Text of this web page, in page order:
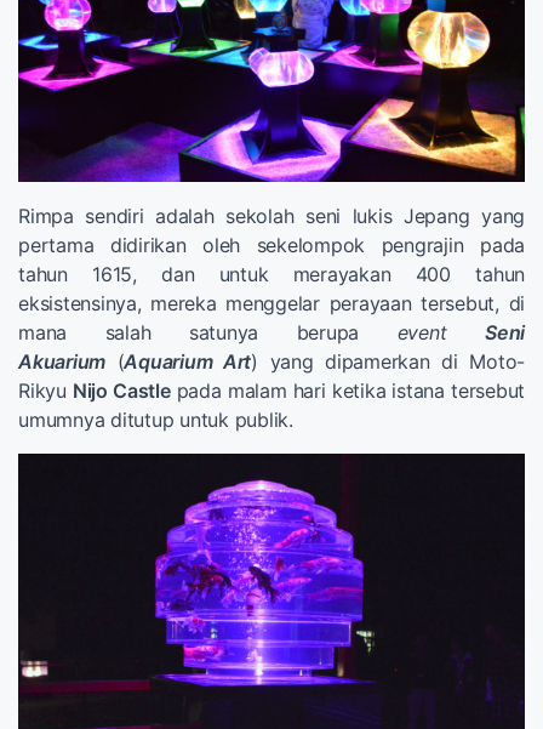
Rimpa sendiri adalah sekolah seni lukis Jepang yang
pertama didirikan oleh sekelompok pengrajin pada
tahun 1615, dan untuk merayakan 400 tahun
eksistensinya, mereka menggelar perayaan tersebut, di
mana salah satunya berupa event
Seni
Akuarium (Aquarium Art) yang dipamerkan di Moto-
Rikyu Nijo Castlepada malam hari ketika istana tersebut
umumnya ditutup untuk publik.